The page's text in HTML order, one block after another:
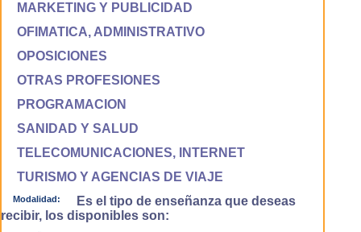
MARKETING Y PUBLICIDAD
OFIMATICA, ADMINISTRATIVO
OPOSICIONES
OTRAS PROFESIONES
PROGRAMACION
SANIDAD Y SALUD
TELECOMUNICACIONES, INTERNET
TURISMO Y AGENCIAS DE VIAJE
Modalidad:
Es el tipo de enseñanza que deseas
recibir, los disponibles son: